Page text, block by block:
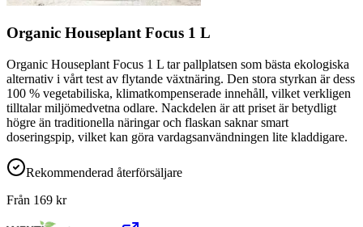
Organic Houseplant Focus 1 L
Organic Houseplant Focus 1 L tar pallplatsen som bästa ekologiska
alternativ i vårt test av flytande växtnäring. Den stora styrkan är dess
100 % vegetabiliska, klimatkompenserade innehåll, vilket verkligen
tilltalar miljömedvetna odlare. Nackdelen är att priset är betydligt
högre än traditionella näringar och flaskan saknar smart
doseringspip, vilket kan göra vardagsanvändningen lite kladdigare.
Rekommenderad återförsäljare
Från 169 kr